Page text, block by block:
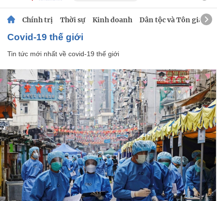
Chính trị Thời sự Kinh doanh Dân tộc và Tôn giáo
covid-19 thế giới
Tin tức mới nhất về covid-19 thế giới